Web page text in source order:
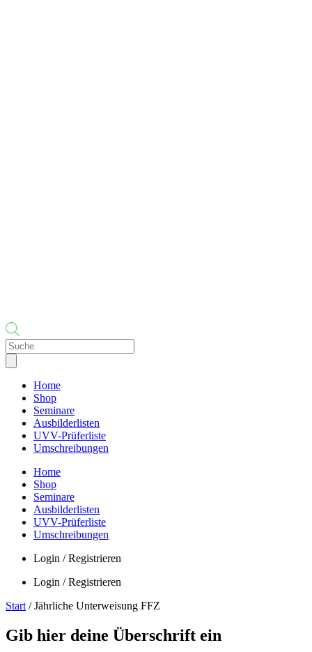
Products
search
Home
Shop
Seminare
Ausbilderlisten
UVV-Prüferliste
Umschreibungen
Home
Shop
Seminare
Ausbilderlisten
UVV-Prüferliste
Umschreibungen
Login / Registrieren
Login / Registrieren
Start / Jährliche Unterweisung FFZ
Gib hier deine Überschrift ein